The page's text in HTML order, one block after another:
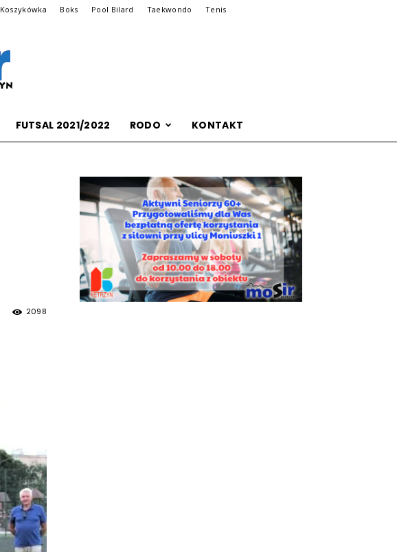
Koszykówka Boks Pool Bilard Taekwondo Tenis
FUTSAL 2021/2022 RODO KONTAKT
2098